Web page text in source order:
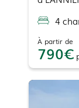
4
À partir de
790